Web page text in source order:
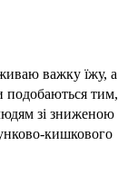
важку їжу, а
подобаються тим,
зі зниженою
кишкового